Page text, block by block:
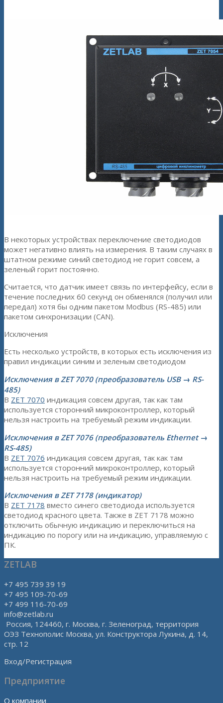
В некоторых устройствах переключение светодиодов
может негативно влиять на измерения. В таким случаях в
штатном режиме синий светодиод не горит совсем, а
зеленый горит постоянно.
Считается, что датчик имеет связь по интерфейсу, если в
течение последних 60 секунд он обменялся (получил или
передал) хотя бы одним пакетом Modbus (RS-485) или
пакетом синхронизации (CAN).
Исключения
Есть несколько устройств, в которых есть исключения из
правил индикации синим и зеленым светодиодом
Исключения в ZET 7070 (преобразователь USB → RS-
485)
В ZET 7070 индикация совсем другая, так как там
используется сторонний микроконтроллер, который
нельзя настроить на требуемый режим индикации.
Исключения в ZET 7076 (преобразователь Ethernet →
RS-485)
В ZET 7076 индикация совсем другая, так как там
используется сторонний микроконтроллер, который
нельзя настроить на требуемый режим индикации.
Исключения в ZET 7178 (индикатор)
В ZET 7178 вместо синего светодиода используется
светодиод красного цвета. Также в ZET 7178 можно
отключить обычную индикацию и переключиться на
индикацию по порогу или на индикацию, управляемую с
ПК.
ZETLAB
+7 495 739 39 19
+7 495 109-70-69
+7 499 116-70-69
info@zetlab.ru
Россия, 124460, г. Москва, г. Зеленоград, территория
ОЭЗ Технополис Москва, ул. Конструктора Лукина, д. 14,
стр. 12
Вход/Регистрация
Предприятие
О компании